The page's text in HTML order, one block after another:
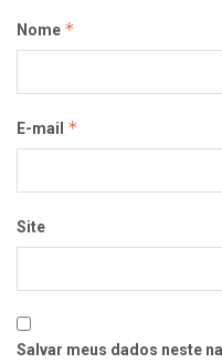
Nome *
E-mail *
Site
Salvar meus dados neste